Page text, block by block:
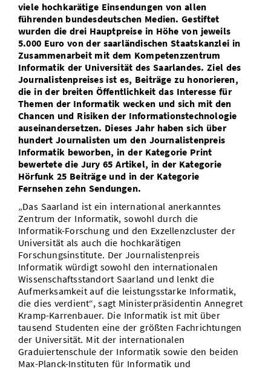
Vom Studium in den Beruf
Study Scheduler
Bibliothek
Open Science/Open Access
Start-ups
IT-Themenabend
Ranking
Zahlen & Fakten
Preise, Auszeichnungen und Förderungen
Kontakt
SIC Merchandise
SIC Podcast
Anfahrt
AnsprechpartnerInnen, Personen, Forschungsgruppen
Termine, Vorträge und Veranstaltungen
Alumni
viele hochkarätige Einsendungen von allen
führenden bundesdeutschen Medien. Gestiftet
wurden die drei Hauptpreise in Höhe von jeweils
5.000 Euro von der saarländischen Staatskanzlei in
Zusammenarbeit mit dem Kompetenzzentrum
Informatik der Universität des Saarlandes. Ziel des
Journalistenpreises ist es, Beiträge zu honorieren,
die in der breiten Öffentlichkeit das Interesse für
Themen der Informatik wecken und sich mit den
Chancen und Risiken der Informationstechnologie
auseinandersetzen. Dieses Jahr haben sich über
hundert Journalisten um den Journalistenpreis
Informatik beworben, in der Kategorie Print
bewertete die Jury 65 Artikel, in der Kategorie
Hörfunk 25 Beiträge und in der Kategorie
Fernsehen zehn Sendungen.
„Das Saarland ist ein international anerkanntes
Zentrum der Informatik, sowohl durch die
Informatik-Forschung und den Exzellenzcluster der
Universität als auch die hochkarätigen
Forschungsinstitute. Der Journalistenpreis
Informatik würdigt sowohl den internationalen
Wissenschaftsstandort Saarland und lenkt die
Aufmerksamkeit auf die leistungsstarke Informatik,
die dies verdient“, sagt Ministerpräsidentin Annegret
Kramp-Karrenbauer. Die Informatik ist mit über
tausend Studenten eine der größten Fachrichtungen
der Universität. Mit der internationalen
Graduiertenschule der Informatik sowie den beiden
Max-Planck-Instituten für Informatik und